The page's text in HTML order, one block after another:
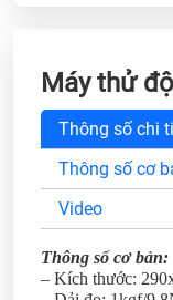
Máy thử
Thông số chi
Thông số cơ
Video
Thông số cơ bản:
– Kích thước: